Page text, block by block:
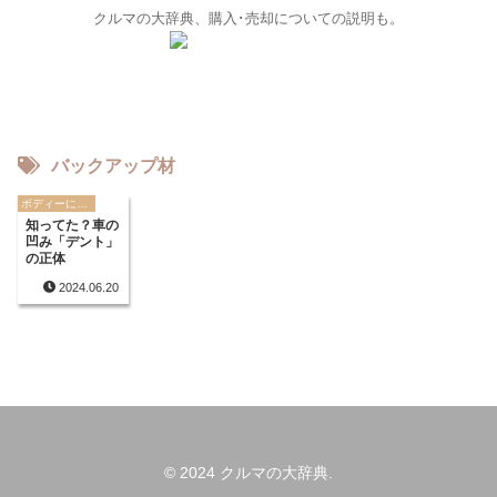
クルマの大辞典、購入･売却についての説明も。
バックアップ材
知ってた？車の
凹み「デント」
の正体
2024.06.20
© 2024 クルマの大辞典.